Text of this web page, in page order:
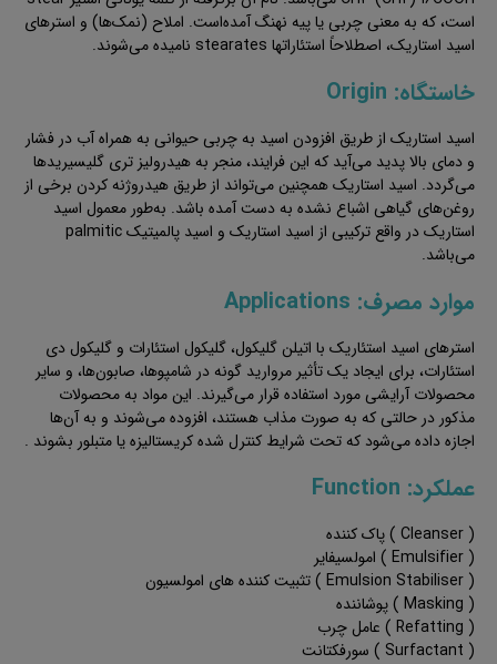
است، که به معنی چربی یا پیه نهنگ آمده‌است. املاح (نمک‌ها) و استرهای
اسید استاریک، اصطلاحاً استئاراتها stearates نامیده می‌شوند.
خاستگاه: Origin
اسید استاریک از طریق افزودن اسید به چربی حیوانی به همراه آب در فشار
و دمای بالا پدید می‌آید که این فرایند، منجر به هیدرولیز تری گلیسیریدها
می‌گردد. اسید استاریک همچنین می‌تواند از طریق هیدروژنه کردن برخی از
روغن‌های گیاهی اشباع نشده به دست آمده باشد. به‌طور معمول اسید
استاریک در واقع ترکیبی از اسید استاریک و اسید پالمیتیک palmitic
می‌باشد.
موارد مصرف: Applications
استرهای اسید استئاریک با اتیلن گلیکول، گلیکول استئارات و گلیکول دی
استئارات، برای ایجاد یک تأثیر مروارید گونه در شامپوها، صابون‌ها، و سایر
محصولات آرایشی مورد استفاده قرار می‌گیرند. این مواد به محصولات
مذکور در حالتی که به صورت مذاب هستند، افزوده می‌شوند و به آن‌ها
اجازه داده می‌شود که تحت شرایط کنترل شده کریستالیزه یا متبلور بشوند .
عملکرد: Function
( Cleanser ) پاک کننده
( Emulsifier ) امولسیفایر
( Emulsion Stabiliser ) تثبیت کننده های امولسیون
( Masking ) پوشاننده
( Refatting ) عامل چرب
( Surfactant ) سورفکتانت